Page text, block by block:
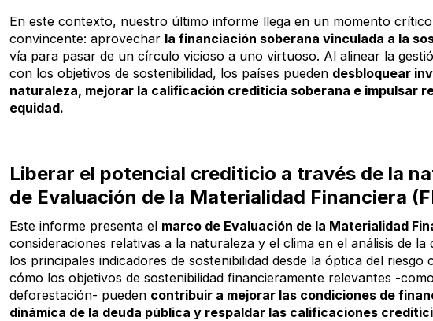
En este contexto, nuestro último informe llega en un momento
convincente: aprovechar la financiación soberana vinculada a la
vía para pasar de un círculo vicioso a uno virtuoso. Al alinear la
con los objetivos de sostenibilidad, los países pueden desbloquear
naturaleza, mejorar la calificación crediticia soberana e impulsar
equidad.
Liberar el potencial crediticio a través de la
de Evaluación de la Materialidad Financiera
Este informe presenta el marco de Evaluación de la Materialidad
consideraciones relativas a la naturaleza y el clima en el análisis de
los principales indicadores de sostenibilidad desde la óptica del
cómo los objetivos de sostenibilidad financieramente relevantes -
deforestación- pueden contribuir a mejorar las condiciones de
dinámica de la deuda pública y respaldar las calificaciones